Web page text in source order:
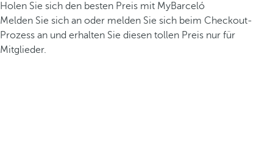
Holen Sie sich den besten Preis mit MyBarceló
Melden Sie sich an oder melden Sie sich beim Checkout-
Prozess an und erhalten Sie diesen tollen Preis nur für
Mitglieder.